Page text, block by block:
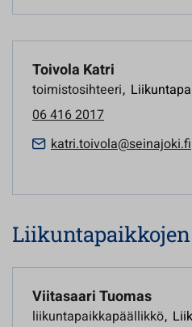
Toivola Katri
toimistosihteeri,
06 416 2017
katri.toivola@seinajoki.fi
Viitasaari Tuomas
liikuntapaikkapäällikkö,